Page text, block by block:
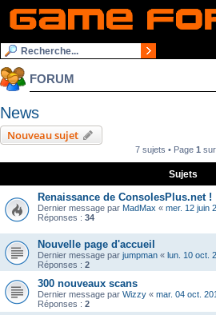
FORUM
News
Nouveau sujet
7 sujets • Page 1 sur
Sujets
Renaissance de ConsolesPlus.net !
Dernier message par MadMax « mer. 12 juin
Réponses : 34
Nouvelle page d'accueil
Dernier message par jumpman « lun. 10 oct.
Réponses : 2
300 nouveaux scans
Dernier message par Wizzy « mar. 04 oct.
Réponses : 2